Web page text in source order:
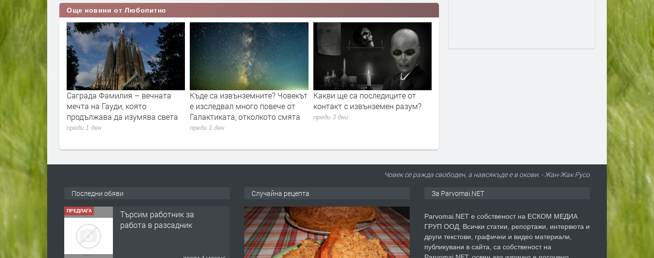
Още новини от Любопитно
и
Саграда Фамилия – вечната
мечта на Гауди, която
продължава да изумява света
преди 1 ден
Къде са извънземните? Човекът
е изследвал много повече от
Галактиката, отколкото смята
преди 1 ден
Какви ще са последиците от
контакт с извънземен разум?
преди 3 дни
Защо комарите хапят
повече от други?
в „сладката кръв“
Човек се ражда свободен, а навсякъде е в окови. - Жан-Жак Русо
Последни обяви
ПРЕДЛАГА
Търсим работник за
работа в разсадник
Случайна рецепта За Parvomai.NET
Parvomai.NET е собственост на ЕСКОМ МЕДИА
ГРУП ООД. Всички статии, репортажи, интервюта и
други текстови, графични и видео материали,
публикувани в сайта, са собственост на